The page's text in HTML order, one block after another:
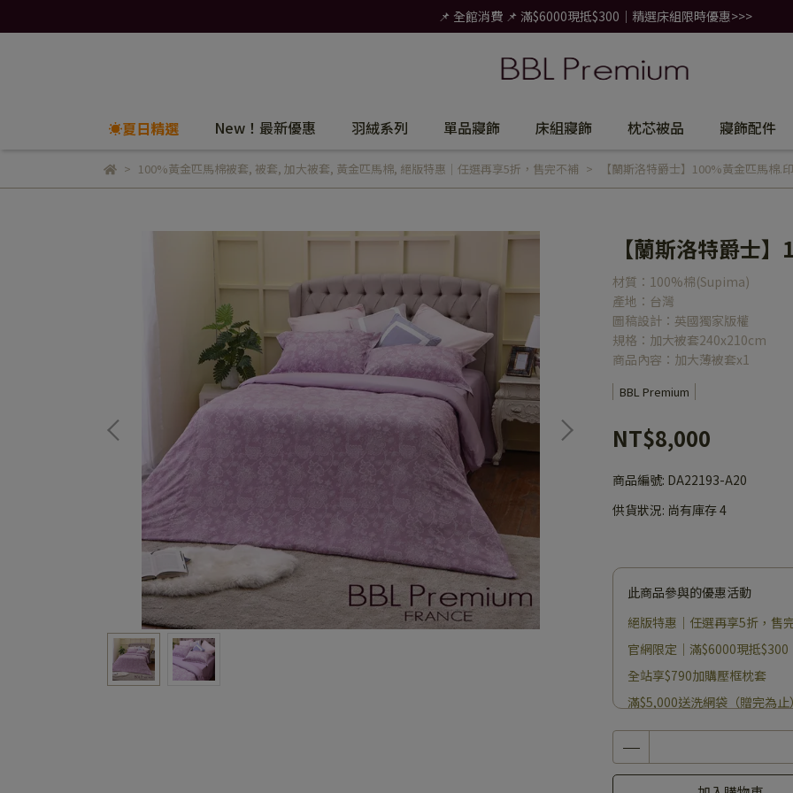
📌 全館消費 📌 滿$6000現抵$300｜精選床組限時優惠>>>
☀️夏日精選 New！最新優惠 羽絨系列 單品寢飾 床組寢飾 枕芯被品 寢飾配件
100%黃金匹馬棉被套, 被套, 加大被套, 黃金匹馬棉, 絕版特惠｜任選再享5折，售完不補 【蘭斯洛特爵士】100%黃金匹馬棉.
【蘭斯洛特爵士
材質：100%棉(Supima)
產地：台灣
圖稿設計：英國獨家版權
規格：加大被套240x210cm
商品內容：加大薄被套x1
BBL Premium
NT$8,000
商品編號: DA22193-A20
供貨狀況: 尚有庫存 4
此商品參與的優惠活動
絕版特惠｜任選再享5折，售
官網限定｜滿$6000現抵$300
全站享$790加購壓框枕套
滿$5,000送洗網袋（贈完為止）